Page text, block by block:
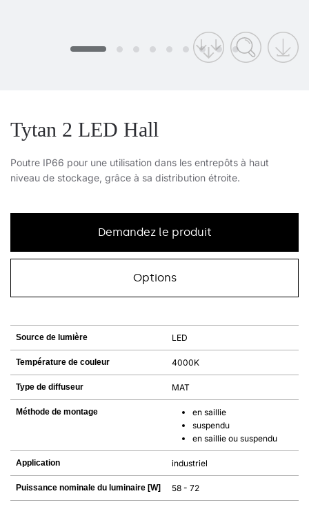
Tytan 2 LED Hall
Poutre IP66 pour une utilisation dans les entrepôts à haut
niveau de stockage, grâce à sa distribution étroite.
Demandez le produit
Options
Source de lumière LED
Température de couleur 4000K
Type de diffuseur MAT
Méthode de montage
en saillie
suspendu
en saillie ou suspendu
Application industriel
Puissance nominale du luminaire [W] 58 - 72